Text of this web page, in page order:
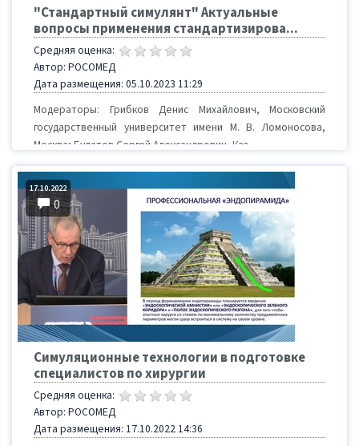
"Стандартный симулянт" Актуальные
вопросы применения стандартизирова...
Средняя оценка:
Автор: РОСОМЕД
Дата размещения: 05.10.2023 11:29
Модераторы: Грибков Денис Михайлович, Московский
государственный университет имени М. В. Ломоносова,
Москва; Булатов Сергей Александрович, Каз...
17.10.2022
0
Симуляционные технологии в подготовке
специалистов по хирургии
Средняя оценка:
Автор: РОСОМЕД
Дата размещения: 17.10.2022 14:36